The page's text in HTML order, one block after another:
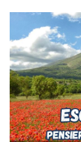
contenuto